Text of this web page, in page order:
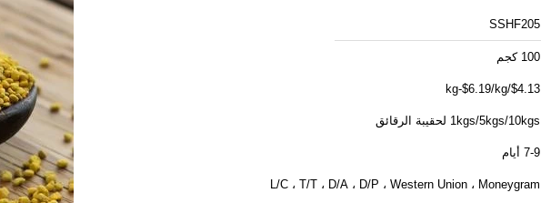
SSHF205
100 كجم
$4.13/kg-$6.19/kg
1kgs/5kgs/10kgs لحقيبة الرقائق
7-9 أيام
L/C ، T/T ، D/A ، D/P ، Western Union ، Moneygram